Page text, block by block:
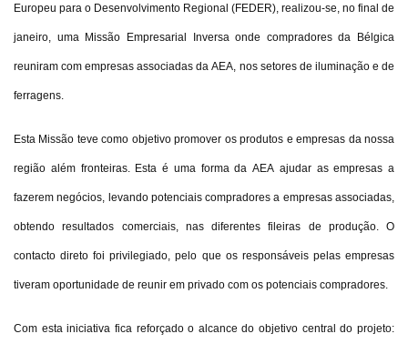
Europeu para o Desenvolvimento Regional (FEDER), realizou-se, no final de
janeiro, uma Missão Empresarial Inversa onde compradores da Bélgica
reuniram com empresas associadas da AEA, nos setores de iluminação e de
ferragens.
Esta Missão teve como objetivo promover os produtos e empresas da nossa
região além fronteiras. Esta é uma forma da AEA ajudar as empresas a
fazerem negócios, levando potenciais compradores a empresas associadas,
obtendo resultados comerciais, nas diferentes fileiras de produção. O
contacto direto foi privilegiado, pelo que os responsáveis pelas empresas
tiveram oportunidade de reunir em privado com os potenciais compradores.
Com esta iniciativa fica reforçado o alcance do objetivo central do projeto: